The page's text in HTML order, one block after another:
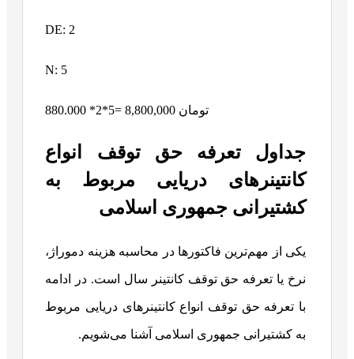
DE: 2
N: 5
880.000 *2*5= 8,800,000 تومان
جداول تعرفه حق توقف انواع
کانتینرهای دریایی مربوط به
کشتیرانی جمهوری اسلامی
یکی از مهم‌ترین فاکتورها در محاسبه هزینه دموراژ،
نرخ یا تعرفه حق توقف کانتینر سال است. در ادامه
با تعرفه حق توقف انواع کانتینرهای دریایی مربوط
به کشتیرانی جمهوری اسلامی آشنا می‌شویم.